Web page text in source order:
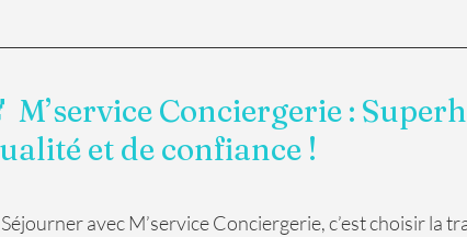
M’service Conciergerie :
et de confiance !
Séjourner avec M’service Conciergerie, c’est choisir la